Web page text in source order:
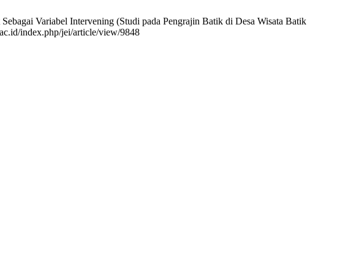
Variabel Intervening (Studi pada Pengrajin Batik di Desa Wisata Batik
index.php/jei/article/view/9848